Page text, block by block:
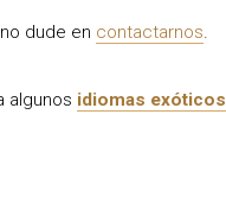
dude en contactarnos.
algunos idiomas exóticos